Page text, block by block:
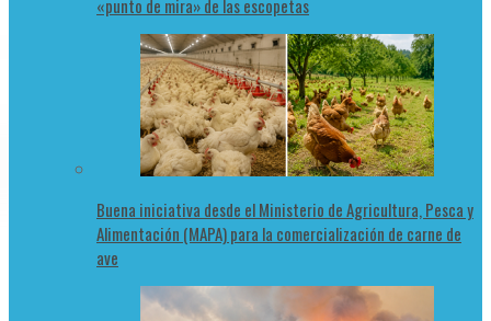
«punto de mira» de las escopetas
Buena iniciativa desde el Ministerio de Agricultura, Pesca y
Alimentación (MAPA) para la comercialización de carne de
ave